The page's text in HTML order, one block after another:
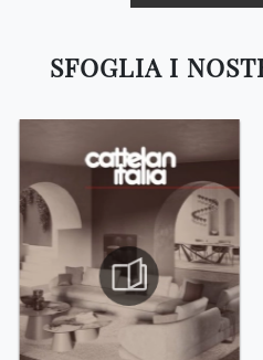
SFOGLIA I